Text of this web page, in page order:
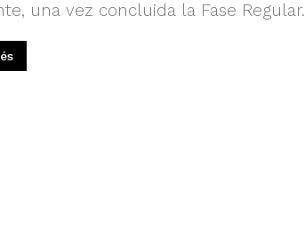
una vez concluida la Fase Regular.